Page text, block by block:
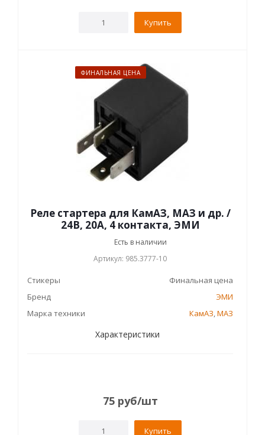
Купить
ФИНАЛЬНАЯ ЦЕНА
Реле стартера для КамАЗ, МАЗ и др. /
24В, 20А, 4 контакта, ЭМИ
Есть в наличии
Артикул: 985.3777-10
Стикеры
Финальная цена
Бренд
ЭМИ
Марка техники
КамАЗ,МАЗ
Характеристики
75 руб/шт
Купить